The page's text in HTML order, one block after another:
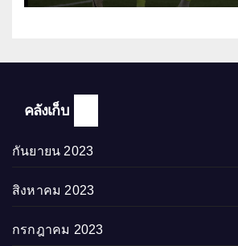
คลังเก็บ
กันยายน 2023
สิงหาคม 2023
กรกฎาคม 2023